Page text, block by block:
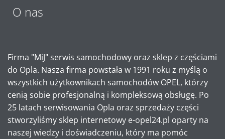
O nas
Firma "MiJ" serwis samochodowy oraz sklep z częściami
do Opla. Nasza firma powstała w 1991 roku z myślą o
wszystkich użytkownikach samochodów OPEL, którzy
cenią sobie profesjonalną i kompleksową obsługę. Po
25 latach serwisowania Opla oraz sprzedaży części
stworzyliśmy sklep internetowy e-opel24.pl oparty na
naszej wiedzy i doświadczeniu, który ma pomóc